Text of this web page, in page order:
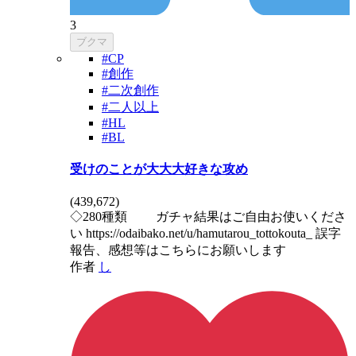
3
ブクマ
#CP
#創作
#二次創作
#二人以上
#HL
#BL
受けのことが大大大好きな攻め
(439,672)
◇280種類 ガチャ結果はご自由お使いくださ
い https://odaibako.net/u/hamutarou_tottokouta_ 誤字
報告、感想等はこちらにお願いします
作者 し